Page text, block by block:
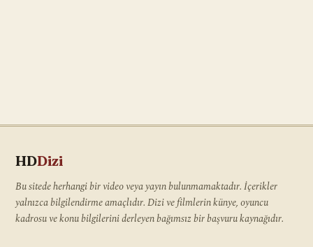
HDDizi
Bu sitede herhangi bir video veya yayın bulunmamaktadır. İçerikler
yalnızca bilgilendirme amaçlıdır. Dizi ve filmlerin künye, oyuncu
kadrosu ve konu bilgilerini derleyen bağımsız bir başvuru kaynağıdır.